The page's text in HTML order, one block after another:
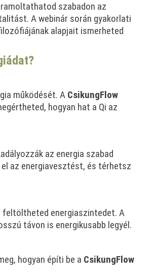
szabadon az
A webinár során gyakorlati
alapjait ismerheted
működését. A CsikungFlow
hogyan hat a Qi az
az energia szabad
az energiavesztést, és térhetsz
feltöltheted energiaszintedet. A
távon is energikusabb legyél.
hogyan építi be a CsikungFlow